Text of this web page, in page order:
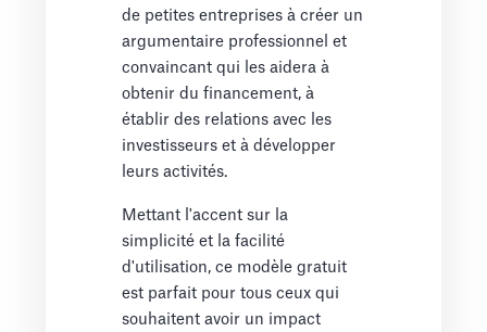
de petites entreprises à créer un
argumentaire professionnel et
convaincant qui les aidera à
obtenir du financement, à
établir des relations avec les
investisseurs et à développer
leurs activités.
Mettant l'accent sur la
simplicité et la facilité
d'utilisation, ce modèle gratuit
est parfait pour tous ceux qui
souhaitent avoir un impact